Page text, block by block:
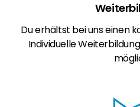
Du erhältst bei uns einen
Individuelle